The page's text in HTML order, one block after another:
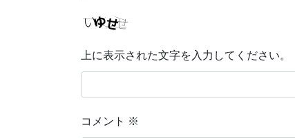
上に表示された文字を入力してください。
コメント ※